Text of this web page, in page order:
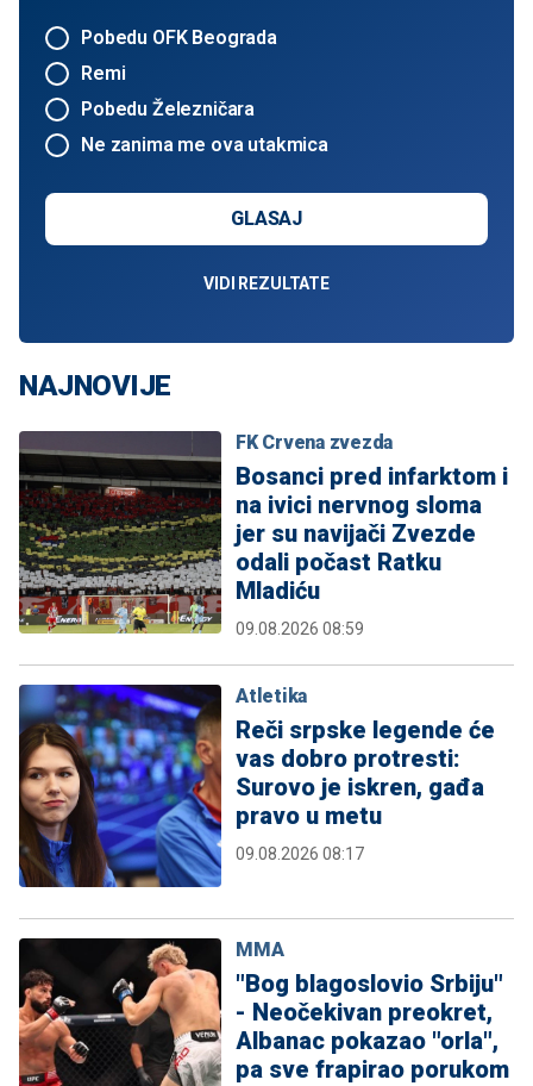
Pobedu OFK Beograda
Remi
Pobedu Železničara
Ne zanima me ova utakmica
GLASAJ
VIDI REZULTATE
NAJNOVIJE
FK Crvena zvezda
Bosanci pred infarktom i
na ivici nervnog sloma
jer su navijači Zvezde
odali počast Ratku
Mladiću
09.08.2026 08:59
Atletika
Reči srpske legende će
vas dobro protresti:
Surovo je iskren, gađa
pravo u metu
09.08.2026 08:17
MMA
"Bog blagoslovio Srbiju"
- Neočekivan preokret,
Albanac pokazao "orla",
pa sve frapirao porukom